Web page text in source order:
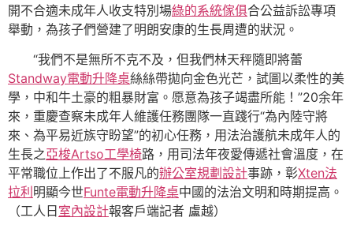
開不合適未成年人收支特別場綠的系統傢俱合公益訴訟專項
舉動，為孩子們營建了明朗安康的生長周遭的狀況。
“我們不是無所不克不及，但我們林天秤隨即將蕾
Standway電動升降桌絲絲帶拋向金色光芒，試圖以柔性的美
學，中和牛土豪的粗暴財富。愿意為孩子竭盡所能！”20余年
來，重慶查察未成年人維護任務團隊一直踐行“為內陸守將
來、為平易近族守盼望”的初心任務，用法治護航未成年人的
生長之亞梭Artso工學椅路，用司法年夜愛傳遞社會溫度，在
平常職位上作出了不服凡的辦公室規劃設計事跡，彰Xten法
拉利 明顯今世Funte電動升降桌中國的法治文明和時期提高。
（工人日 室內設計報客戶端記者 盧越）